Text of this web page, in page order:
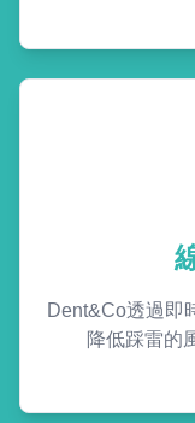
Dent&Co透過即
降低踩雷的